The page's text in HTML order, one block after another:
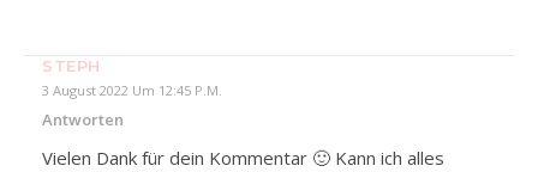
STEPH
3 August 2022 Um 12:45 P.m.
Antworten
Vielen Dank für dein Kommentar 🙂 Kann ich alles